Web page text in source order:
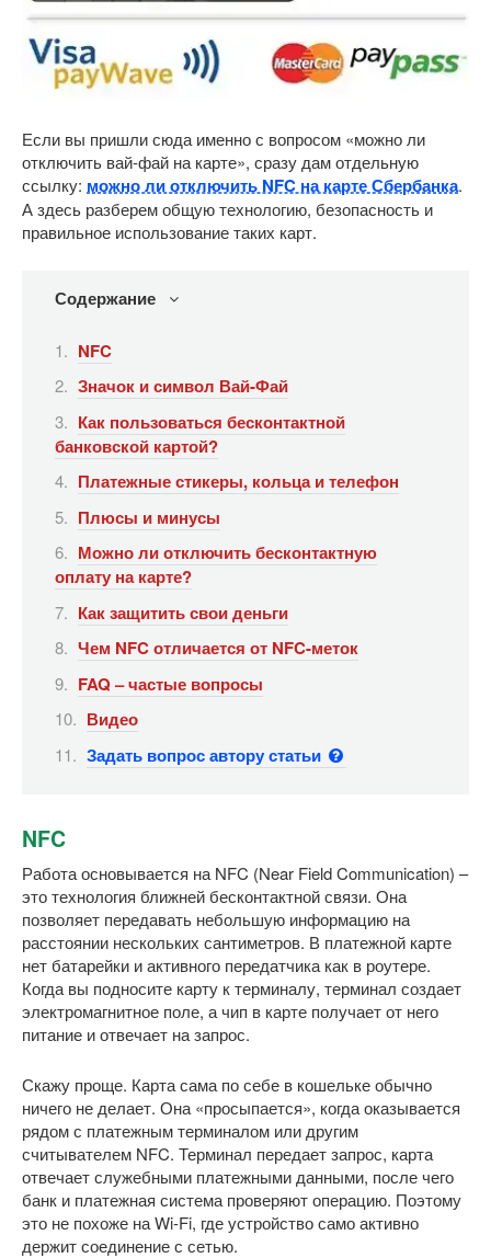
Если вы пришли сюда именно с вопросом «можно ли
отключить вай-фай на карте», сразу дам отдельную
ссылку: можно ли отключить NFC на карте Сбербанка.
А здесь разберем общую технологию, безопасность и
правильное использование таких карт.
Содержание
NFC
Значок и символ Вай-Фай
Как пользоваться бесконтактной
банковской картой?
Платежные стикеры, кольца и телефон
Плюсы и минусы
Можно ли отключить бесконтактную
оплату на карте?
Как защитить свои деньги
Чем NFC отличается от NFC-меток
FAQ – частые вопросы
Видео
Задать вопрос автору статьи
NFC
Работа основывается на NFC (Near Field Communication) –
это технология ближней бесконтактной связи. Она
позволяет передавать небольшую информацию на
расстоянии нескольких сантиметров. В платежной карте
нет батарейки и активного передатчика как в роутере.
Когда вы подносите карту к терминалу, терминал создает
электромагнитное поле, а чип в карте получает от него
питание и отвечает на запрос.
Скажу проще. Карта сама по себе в кошельке обычно
ничего не делает. Она «просыпается», когда оказывается
рядом с платежным терминалом или другим
считывателем NFC. Терминал передает запрос, карта
отвечает служебными платежными данными, после чего
банк и платежная система проверяют операцию. Поэтому
это не похоже на Wi-Fi, где устройство само активно
держит соединение с сетью.